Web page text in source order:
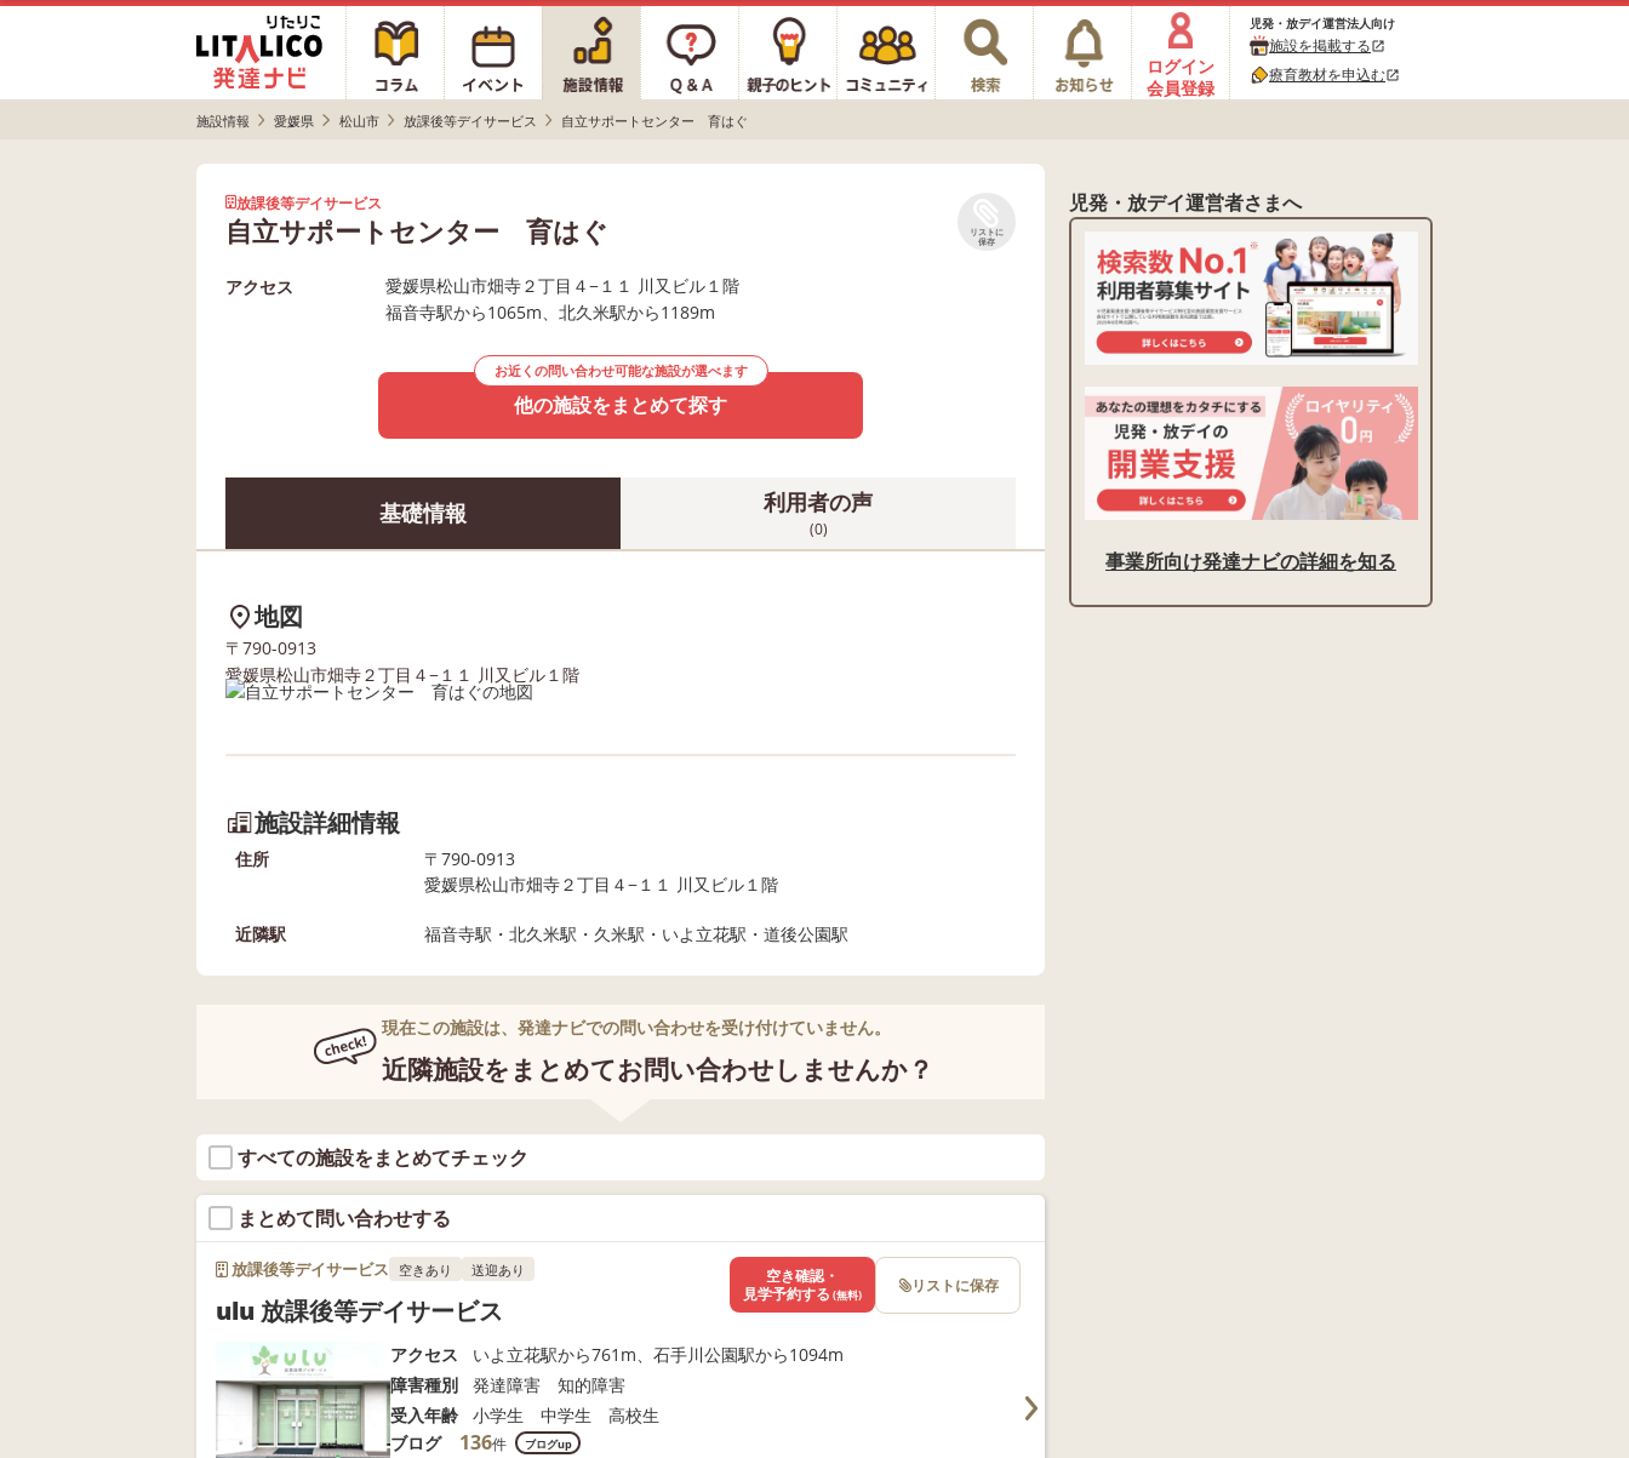
ログイン
会員登録
児発・放デイ運営法人向け
施設を掲載するopen_in_new
療育教材を申込むopen_in_new
施設情報 愛媛県 松山市 放課後等デイサービス 自立サポートセンター 育はぐ
放課後等デイサービス
自立サポートセンター 育はぐ
リストに
保存
アクセス
愛媛県松山市畑寺２丁目４−１１ 川又ビル１階
福音寺駅から1065m、北久米駅から1189m
お近くの問い合わせ可能な施設が選べます
他の施設をまとめて探す
基礎情報 利用者の声
(0)
地図
〒790-0913
愛媛県松山市畑寺２丁目４−１１ 川又ビル１階
施設詳細情報
住所
〒790-0913
愛媛県松山市畑寺２丁目４−１１ 川又ビル１階
近隣駅 福音寺駅・北久米駅・久米駅・いよ立花駅・道後公園駅
現在この施設は、発達ナビでの問い合わせを受け付けていません。
近隣施設をまとめてお問い合わせしませんか？
すべての施設をまとめてチェック
まとめて問い合わせする
放課後等デイサービス 空きあり 送迎あり
ulu 放課後等デイサービス
アクセス
いよ立花駅から761m、石手川公園駅から1094m
障害種別
発達障害 知的障害
受入年齢
小学生 中学生 高校生
ブログ
136件 ブログup
空き確認・
見学予約する (無料) リストに保存
児発・放デイ運営者さまへ
事業所向け発達ナビの詳細を知る